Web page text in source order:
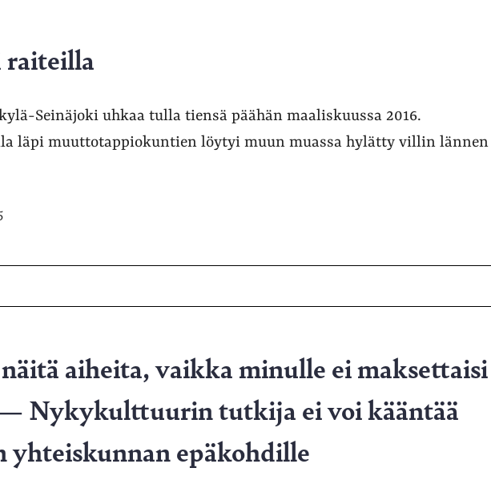
Seinäjoki uhkaa tulla tiensä päähän maaliskuussa 2016.
läpi muuttotappiokuntien löytyi muun muassa hylätty villin lännen
aiheita, vaikka minulle ei maksettaisi
Nykykulttuurin tutkija ei voi kääntää
yhteiskunnan epäkohdille